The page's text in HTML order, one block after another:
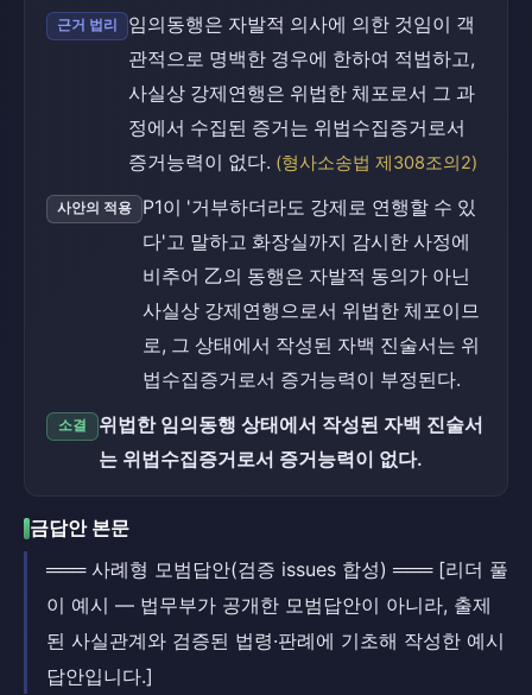
근거 법리
임의동행은 자발적 의사에 의한 것임이 객
관적으로 명백한 경우에 한하여 적법하고,
사실상 강제연행은 위법한 체포로서 그 과
정에서 수집된 증거는 위법수집증거로서
증거능력이 없다. (형사소송법 제308조의2)
사안의 적용
P1이 '거부하더라도 강제로 연행할 수 있
다'고 말하고 화장실까지 감시한 사정에
비추어 乙의 동행은 자발적 동의가 아닌
사실상 강제연행으로서 위법한 체포이므
로, 그 상태에서 작성된 자백 진술서는 위
법수집증거로서 증거능력이 부정된다.
소결
위법한 임의동행 상태에서 작성된 자백 진술서
는 위법수집증거로서 증거능력이 없다.
금답안 본문
═══ 사례형 모범답안(검증 issues 합성) ═══ [리더 풀
이 예시 — 법무부가 공개한 모범답안이 아니라, 출제
된 사실관계와 검증된 법령·판례에 기초해 작성한 예시
답안입니다.]